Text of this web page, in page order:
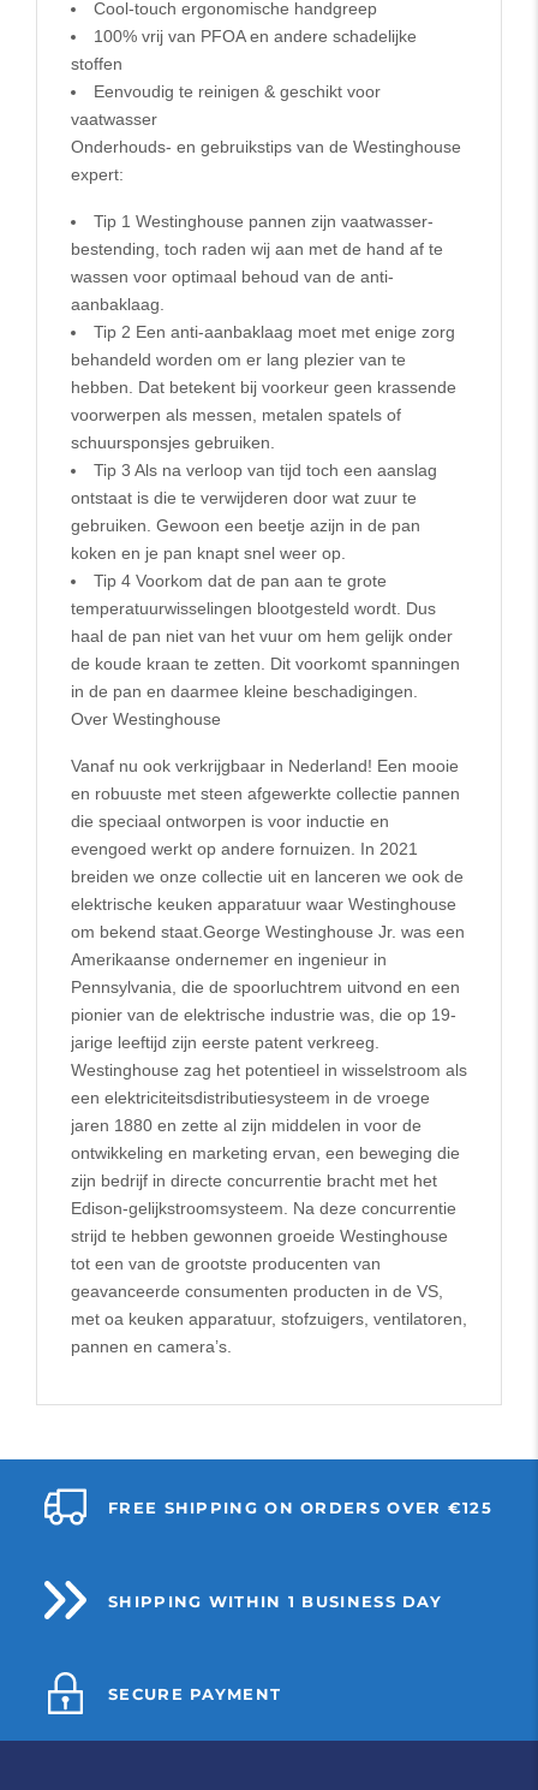
Cool-touch ergonomische handgreep
100% vrij van PFOA en andere schadelijke
stoffen
Eenvoudig te reinigen & geschikt voor
vaatwasser
Onderhouds- en gebruikstips van de Westinghouse
expert:
Tip 1 Westinghouse pannen zijn vaatwasser-
bestending, toch raden wij aan met de hand af te
wassen voor optimaal behoud van de anti-
aanbaklaag.
Tip 2 Een anti-aanbaklaag moet met enige zorg
behandeld worden om er lang plezier van te
hebben. Dat betekent bij voorkeur geen krassende
voorwerpen als messen, metalen spatels of
schuursponsjes gebruiken.
Tip 3 Als na verloop van tijd toch een aanslag
ontstaat is die te verwijderen door wat zuur te
gebruiken. Gewoon een beetje azijn in de pan
koken en je pan knapt snel weer op.
Tip 4 Voorkom dat de pan aan te grote
temperatuurwisselingen blootgesteld wordt. Dus
haal de pan niet van het vuur om hem gelijk onder
de koude kraan te zetten. Dit voorkomt spanningen
in de pan en daarmee kleine beschadigingen.
Over Westinghouse
Vanaf nu ook verkrijgbaar in Nederland! Een mooie
en robuuste met steen afgewerkte collectie pannen
die speciaal ontworpen is voor inductie en
evengoed werkt op andere fornuizen. In 2021
breiden we onze collectie uit en lanceren we ook de
elektrische keuken apparatuur waar Westinghouse
om bekend staat.George Westinghouse Jr. was een
Amerikaanse ondernemer en ingenieur in
Pennsylvania, die de spoorluchtrem uitvond en een
pionier van de elektrische industrie was, die op 19-
jarige leeftijd zijn eerste patent verkreeg.
Westinghouse zag het potentieel in wisselstroom als
een elektriciteitsdistributiesysteem in de vroege
jaren 1880 en zette al zijn middelen in voor de
ontwikkeling en marketing ervan, een beweging die
zijn bedrijf in directe concurrentie bracht met het
Edison-gelijkstroomsysteem. Na deze concurrentie
strijd te hebben gewonnen groeide Westinghouse
tot een van de grootste producenten van
geavanceerde consumenten producten in de VS,
met oa keuken apparatuur, stofzuigers, ventilatoren,
pannen en camera’s.
FREE SHIPPING ON ORDERS OVER €125
SHIPPING WITHIN 1 BUSINESS DAY
SECURE PAYMENT